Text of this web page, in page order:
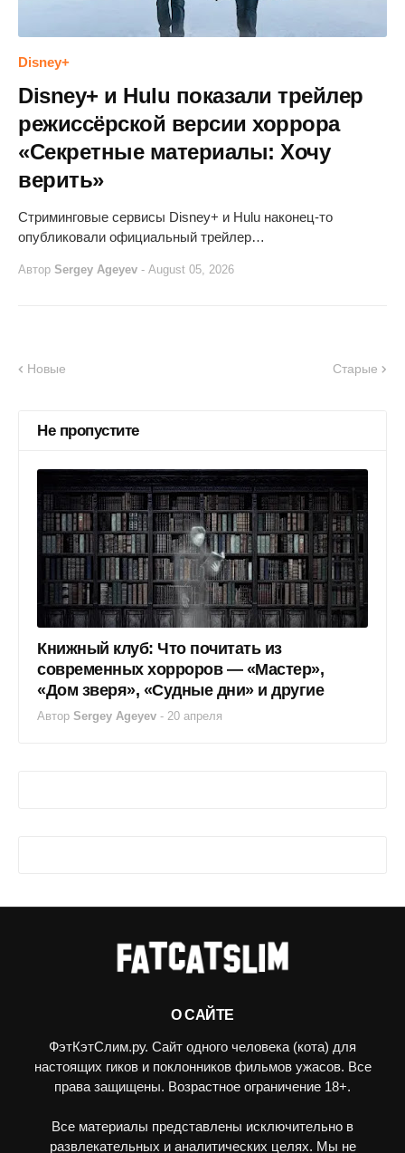
Disney+
Disney+ и Hulu показали трейлер
режиссёрской версии хоррора
«Секретные материалы: Хочу
верить»
Стриминговые сервисы Disney+ и Hulu наконец-то
опубликовали официальный трейлер…
Автор Sergey Ageyev - August 05, 2026
Новые Старые
Не пропустите
Книжный клуб: Что почитать из
современных хорроров — «Мастер»,
«Дом зверя», «Судные дни» и другие
Автор Sergey Ageyev - 20 апреля
О САЙТЕ
ФэтКэтСлим.ру. Сайт одного человека (кота) для
настоящих гиков и поклонников фильмов ужасов. Все
права защищены. Возрастное ограничение 18+.
Все материалы представлены исключительно в
развлекательных и аналитических целях. Мы не